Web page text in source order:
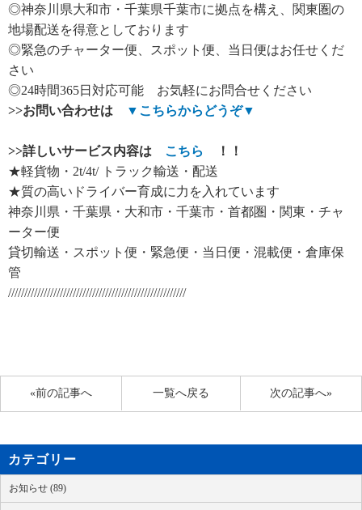
◎神奈川県大和市・千葉県千葉市に拠点を構え、関東圏の
地場配送を得意としております
◎緊急のチャーター便、スポット便、当日便はお任せくだ
さい
◎24時間365日対応可能 お気軽にお問合せください
>>お問い合わせは ▼ こちらからどうぞ▼
>>詳しいサービス内容は こちら
！！
★軽貨物・2t/4t/ トラック輸送・配送
★質の高いドライバー育成に力を入れています
神奈川県・千葉県・大和市・千葉市・首都圏・関東・チャ
ーター便
貸切輸送・スポット便・緊急便・当日便・混載便・倉庫保
管
///////////////////////////////////////////////////////
«前の記事へ 次の記事へ»
一覧へ戻る
カテゴリー
お知らせ (89)